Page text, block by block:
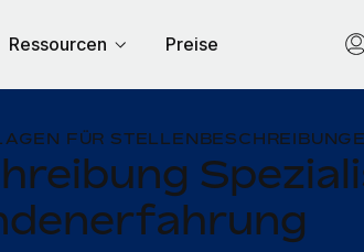
Ressourcen Preise
FÜR